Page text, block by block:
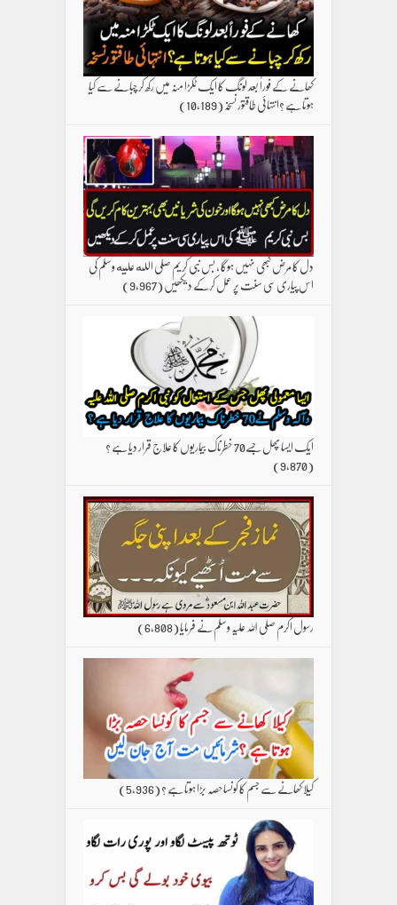
کھانے کے فوراً بعد لونگ کا ایک ٹکڑا منہ میں رکھ کر چبانے سے کیا
ہوتا ہے ؟انتہائی طاقتور نسخہ(10,189)
دل کا مرض کبھی نہیں ہوگا ، بس نبی کریم صلی الله علیه وسلم کی
اس پیاری سی سنت پر عمل کرکے دیکھیں(9,967)
ایک ایسا پھل جسے70 خطرناک بیماریوں کا علاج قرار دیا ہے ؟
(9,870)
رسول اکرم صلی اللہ علیہ وسلم نے فرمایا(6,808)
کیلا کھانے سے جسم کا کونسا حصہ بڑا ہوتا ہے ؟(5,936)